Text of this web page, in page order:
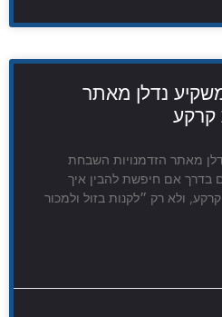
נדלן מאתר
קרקע
מאתר הזדמנויות השבחת
בדרך אם חיפשת להבין איך
ולא רק ״לקנות בזול ולמכור